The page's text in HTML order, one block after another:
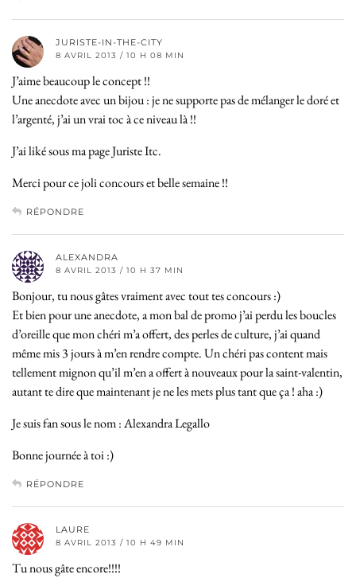
JURISTE-IN-THE-CITY
8 AVRIL 2013 / 10 H 08 MIN
J’aime beaucoup le concept !!
Une anecdote avec un bijou : je ne supporte pas de mélanger le doré et
l’argenté, j’ai un vrai toc à ce niveau là !!
J’ai liké sous ma page Juriste Itc.
Merci pour ce joli concours et belle semaine !!
RÉPONDRE
ALEXANDRA
8 AVRIL 2013 / 10 H 37 MIN
Bonjour, tu nous gâtes vraiment avec tout tes concours :)
Et bien pour une anecdote, a mon bal de promo j’ai perdu les boucles
d’oreille que mon chéri m’a offert, des perles de culture, j’ai quand
même mis 3 jours à m’en rendre compte. Un chéri pas content mais
tellement mignon qu’il m’en a offert à nouveaux pour la saint-valentin,
autant te dire que maintenant je ne les mets plus tant que ça ! aha :)
Je suis fan sous le nom : Alexandra Legallo
Bonne journée à toi :)
RÉPONDRE
LAURE
8 AVRIL 2013 / 10 H 49 MIN
Tu nous gâte encore!!!!